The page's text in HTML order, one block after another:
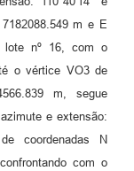
m e E
lote nº 16, com o
o vértice VO3 de
m, segue
e extensão:
coordenadas N
com o